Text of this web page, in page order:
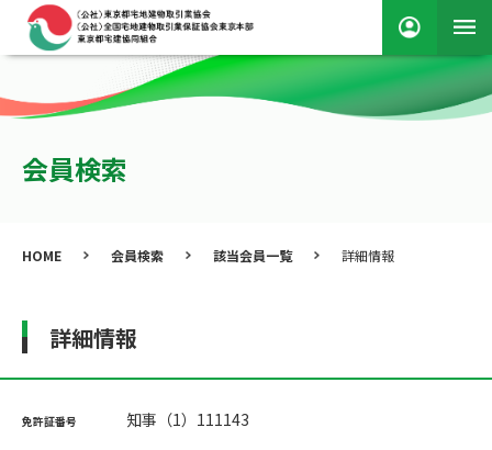
会員検索
HOME 会員検索 該当会員一覧 詳細情報
詳細情報
免許証番号 知事（1）111143